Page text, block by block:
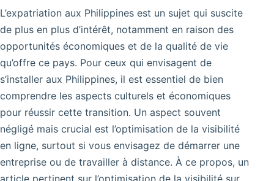
L’expatriation aux Philippines est un sujet qui suscite
de plus en plus d’intérêt, notamment en raison des
opportunités économiques et de la qualité de vie
qu’offre ce pays. Pour ceux qui envisagent de
s’installer aux Philippines, il est essentiel de bien
comprendre les aspects culturels et économiques
pour réussir cette transition. Un aspect souvent
négligé mais crucial est l’optimisation de la visibilité
en ligne, surtout si vous envisagez de démarrer une
entreprise ou de travailler à distance. À ce propos, un
article pertinent sur l’optimisation de la visibilité sur